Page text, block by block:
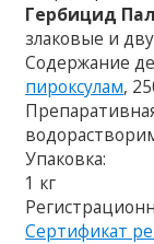
Гербицид
злаковые и
Содержание
пироксулам,
Упаковка:
1 кг
Сертификат